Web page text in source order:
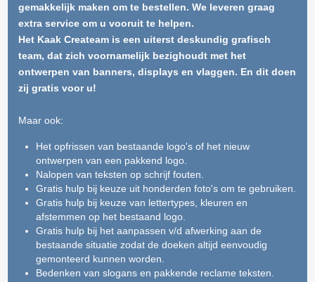
gemakkelijk maken om te bestellen. We leveren graag
extra service om u vooruit te helpen.
Het Kaak Createam is een uiterst deskundig grafisch
team, dat zich voornamelijk bezighoudt met het
ontwerpen van banners, displays en vlaggen. En dit doen
zij gratis voor u!
Maar ook:
Het opfrissen van bestaande logo's of het nieuw
ontwerpen van een pakkend logo.
Nalopen van teksten op schrijf fouten.
Gratis hulp bij keuze uit honderden foto's om te gebruiken.
Gratis hulp bij keuze van lettertypes, kleuren en
afstemmen op het bestaand logo.
Gratis hulp bij het aanpassen v/d afwerking aan de
bestaande situatie zodat de doeken altijd eenvoudig
gemonteerd kunnen worden.
Bedenken van slogans en pakkende reclame teksten.